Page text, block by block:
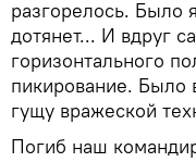
разгорелось. Было
дотянет... И вдруг
горизонтального
пикирование. Было
гущу вражеской
Погиб наш